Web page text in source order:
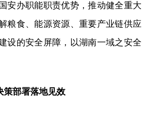
安办职能职责优势，推动健全重大
粮食、能源资源、重要产业链供应
设的安全屏障，以湖南一域之安全
策部署落地见效